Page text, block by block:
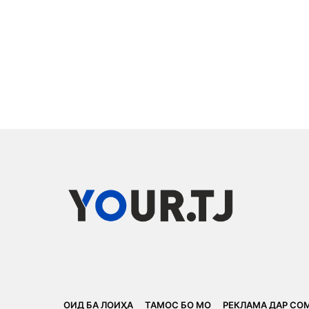
ОИД БА ЛОИҲА ТАМОС БО МО РЕКЛАМА ДАР